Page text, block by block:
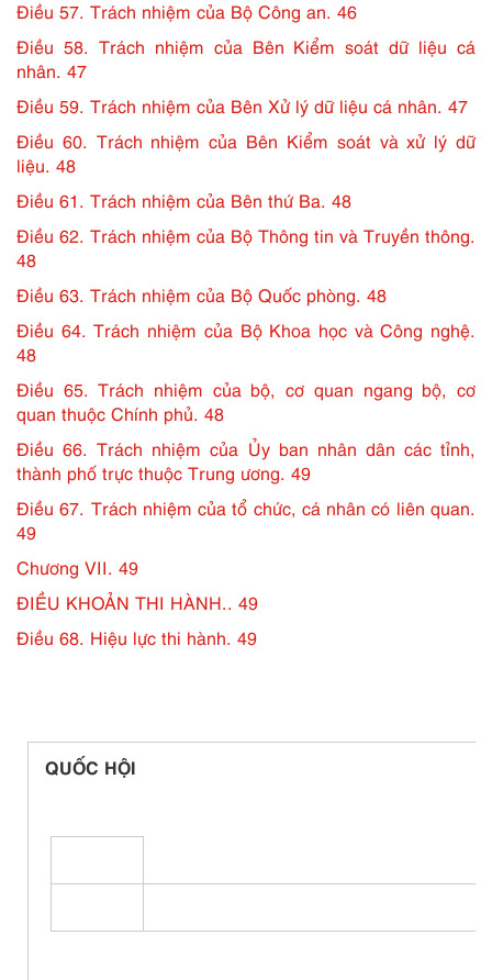
Điều 57. Trách nhiệm của Bộ Công an. 46
Điều 58. Trách nhiệm của Bên Kiểm soát dữ liệu cá
nhân. 47
Điều 59. Trách nhiệm của Bên Xử lý dữ liệu cá nhân. 47
Điều 60. Trách nhiệm của Bên Kiểm soát và xử lý dữ
liệu. 48
Điều 61. Trách nhiệm của Bên thứ Ba. 48
Điều 62. Trách nhiệm của Bộ Thông tin và Truyền thông.
48
Điều 63. Trách nhiệm của Bộ Quốc phòng. 48
Điều 64. Trách nhiệm của Bộ Khoa học và Công nghệ.
48
Điều 65. Trách nhiệm của bộ, cơ quan ngang bộ, cơ
quan thuộc Chính phủ. 48
Điều 66. Trách nhiệm của Ủy ban nhân dân các tỉnh,
thành phố trực thuộc Trung ương. 49
Điều 67. Trách nhiệm của tổ chức, cá nhân có liên quan.
49
Chương VII. 49
ĐIỀU KHOẢN THI HÀNH.. 49
Điều 68. Hiệu lực thi hành. 49
QUỐC HỘI